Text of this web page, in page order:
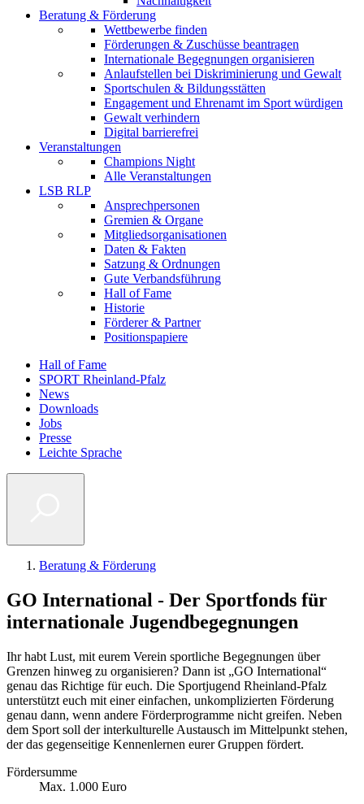
Beratung & Förderung
Wettbewerbe finden
Förderungen & Zuschüsse beantragen
Internationale Begegnungen organisieren
Anlaufstellen bei Diskriminierung und Gewalt
Sportschulen & Bildungsstätten
Engagement und Ehrenamt im Sport würdigen
Gewalt verhindern
Digital barrierefrei
Veranstaltungen
Champions Night
Alle Veranstaltungen
LSB RLP
Ansprechpersonen
Gremien & Organe
Mitgliedsorganisationen
Daten & Fakten
Satzung & Ordnungen
Gute Verbandsführung
Hall of Fame
Historie
Förderer & Partner
Positionspapiere
Metanavigation
Hall of Fame
SPORT Rheinland-Pfalz
News
Downloads
Jobs
Presse
Leichte Sprache
Beratung & Förderung
GO International - Der Sportfonds für
internationale Jugendbegegnungen
Ihr habt Lust, mit eurem Verein sportliche Begegnungen über
Grenzen hinweg zu organisieren? Dann ist „GO International“
genau das Richtige für euch. Die Sportjugend Rheinland-Pfalz
unterstützt euch mit einer einfachen, unkomplizierten Förderung
genau dann, wenn andere Förderprogramme nicht greifen. Neben
dem Sport soll der interkulturelle Austausch im Mittelpunkt stehen,
der das gegenseitige Kennenlernen eurer Gruppen fördert.
Fördersumme
Max. 1.000 Euro